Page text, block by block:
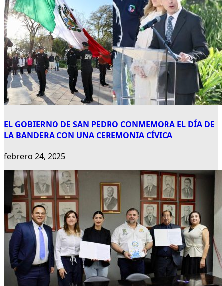
EL GOBIERNO DE SAN PEDRO CONMEMORA EL DÍA DE
LA BANDERA CON UNA CEREMONIA CÍVICA
febrero 24, 2025